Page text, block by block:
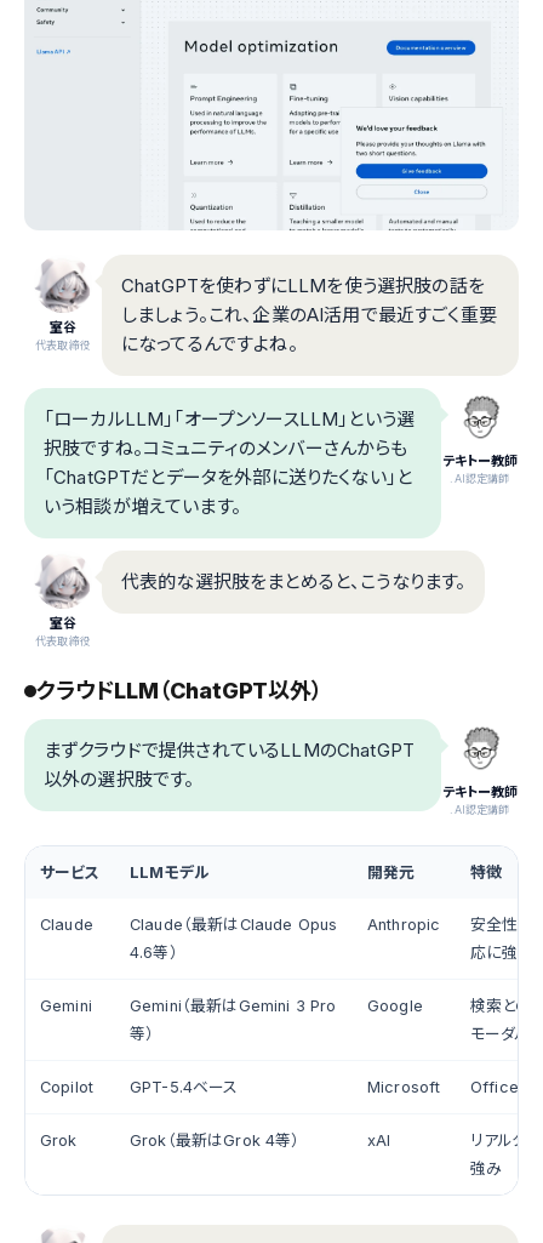
室谷
代表取締役
ChatGPTを使わずにLLMを使う選択肢の話を
しましょう。これ、企業のAI活用で最近すごく重要
になってるんですよね。
テキトー教師
.AI認定講師
「ローカルLLM」「オープンソースLLM」という選
択肢ですね。コミュニティのメンバーさんからも
「ChatGPTだとデータを外部に送りたくない」と
いう相談が増えています。
室谷
代表取締役
代表的な選択肢をまとめると、こうなります。
クラウドLLM（ChatGPT以外）
テキトー教師
.AI認定講師
まずクラウドで提供されているLLMのChatGPT
以外の選択肢です。
サービス LLMモデル 開発元 特徴
Claude
Claude（最新はClaude Opus
4.6等）
Anthropic
安全性重
応に強み
Gemini
Gemini（最新はGemini 3 Pro
等）
Google
検索との
モーダル
Copilot GPT-5.4ベース Microsoft Officeと
Grok Grok（最新はGrok 4等） xAI
リアルタ
強み